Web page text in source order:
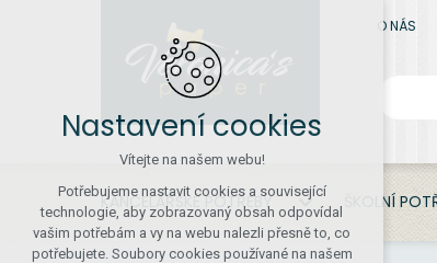
O NÁS
KANCELÁŘSKÉ POTŘEBY ŠKOLNÍ
Nastavení cookies
Vítejte na našem webu!
Potřebujeme nastavit cookies a související
technologie, aby zobrazovaný obsah odpovídal
vašim potřebám a vy na webu nalezli přesně to, co
potřebujete. Soubory cookies používané na našem